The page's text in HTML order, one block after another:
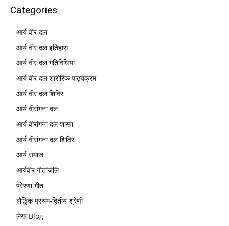
Categories
आर्य वीर दल
आर्य वीर दल इतिहास
आर्य वीर दल गतिविधियां
आर्य वीर दल शारीरिक पाठ्यक्रम
आर्य वीर दल शिविर
आर्य वीरांगना दल
आर्य वीरांगना दल शाखा
आर्य वीरांगना दल शिविर
आर्य समाज
आर्यवीर गीतांजलि
प्रेरणा गीत
बौद्धिक प्रथम-द्वितीय श्रेणी
लेख Blog